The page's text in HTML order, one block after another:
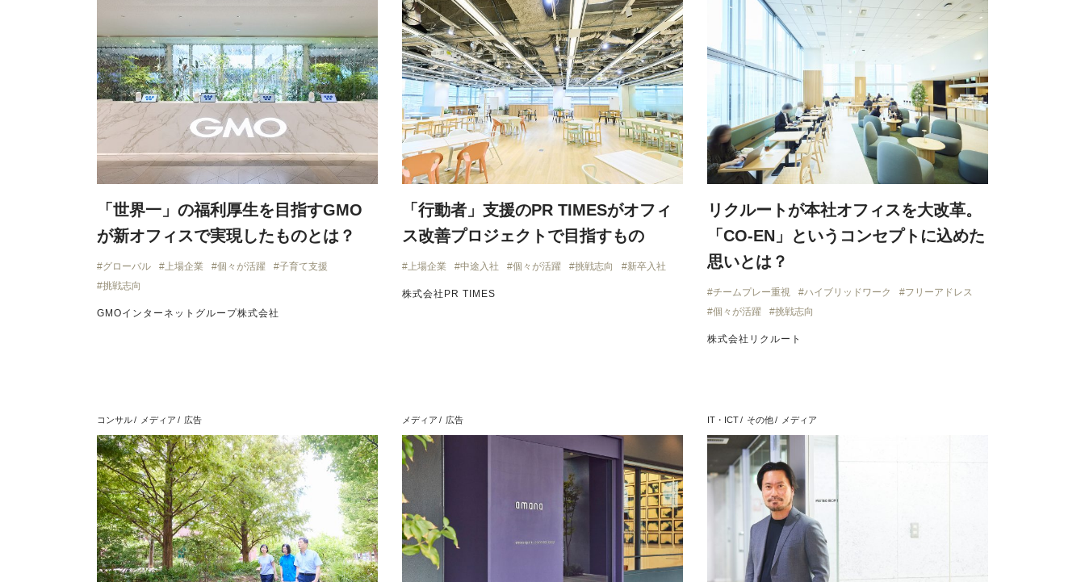
「世界一」の福利厚生を目指すGMO
が新オフィスで実現したものとは？
グローバル 上場企業 個々が活躍
子育て支援
挑戦志向
GMOインターネットグループ株式会社
「行動者」支援のPR TIMESがオフィ
ス改善プロジェクトで目指すもの
上場企業 中途入社 個々が活躍 挑戦志向 新卒入社
株式会社PR TIMES
リクルートが本社オフィスを大改革。
「CO-EN」というコンセプトに込めた
思いとは？
チームプレー重視 ハイブリッドワーク
フリーアドレス
個々が活躍
挑戦志向
株式会社リクルート
コンサル メディア 広告 メディア 広告 IT・ICT その他 メディア